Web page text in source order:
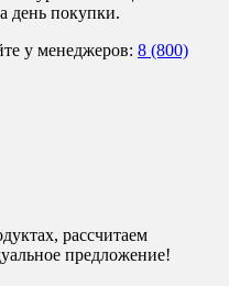
день покупки.
у менеджеров: 8 (800)
рассчитаем
предложение!